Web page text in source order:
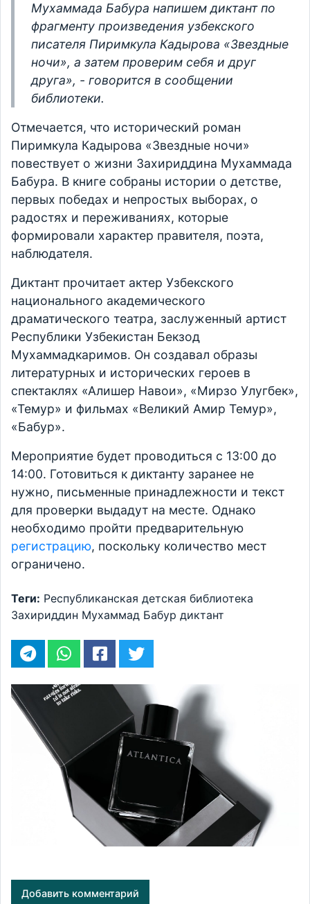
Мухаммада Бабура напишем диктант по
фрагменту произведения узбекского
писателя Пиримкула Кадырова «Звездные
ночи», а затем проверим себя и друг
друга», - говорится в сообщении
библиотеки.
Отмечается, что исторический роман
Пиримкула Кадырова «Звездные ночи»
повествует о жизни Захириддина Мухаммада
Бабура. В книге собраны истории о детстве,
первых победах и непростых выборах, о
радостях и переживаниях, которые
формировали характер правителя, поэта,
наблюдателя.
Диктант прочитает актер Узбекского
национального академического
драматического театра, заслуженный артист
Республики Узбекистан Бекзод
Мухаммадкаримов. Он создавал образы
литературных и исторических героев в
спектаклях «Алишер Навои», «Мирзо Улугбек»,
«Темур» и фильмах «Великий Амир Темур»,
«Бабур».
Мероприятие будет проводиться с 13:00 до
14:00. Готовиться к диктанту заранее не
нужно, письменные принадлежности и текст
для проверки выдадут на месте. Однако
необходимо пройти предварительную
регистрацию, поскольку количество мест
ограничено.
Теги: Республиканская детская библиотека
Захириддин Мухаммад Бабур диктант
Добавить комментарий